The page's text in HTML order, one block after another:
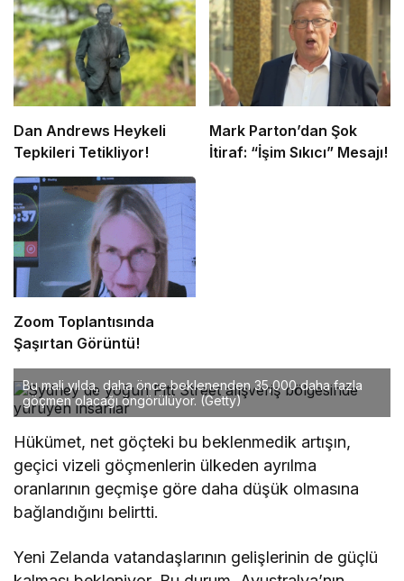
Dan Andrews Heykeli
Tepkileri Tetikliyor!
Mark Parton’dan Şok
İtiraf: “İşim Sıkıcı” Mesajı!
Zoom Toplantısında
Şaşırtan Görüntü!
Bu mali yılda, daha önce beklenenden 35,000 daha fazla
göçmen olacağı öngörülüyor. (Getty)
Hükümet, net göçteki bu beklenmedik artışın,
geçici vizeli göçmenlerin ülkeden ayrılma
oranlarının geçmişe göre daha düşük olmasına
bağlandığını belirtti.
Yeni Zelanda vatandaşlarının gelişlerinin de güçlü